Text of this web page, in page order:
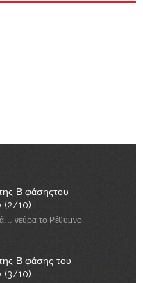
Β φάσηςτου
(2/10)
νεύρα το Ρέθυμνο
Β φάσης του
(3/10)